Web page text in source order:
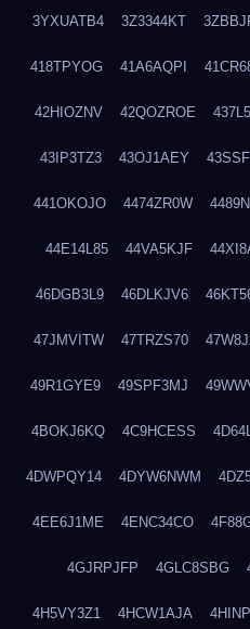
3YXUATB4 3Z3344KT
418TPYOG 41A6AQPI
42HIOZNV 42QOZROE
43IP3TZ3 43OJ1AEY
441OKOJO 4474ZR0W
44E14L85 44VA5KJF
46DGB3L9 46DLKJV6
47JMVITW 47TRZS70
49R1GYE9 49SPF3MJ
4BOKJ6KQ 4C9HCESS
4DWPQY14 4DYW6NWM
4EE6J1ME 4ENC34CO
4GJRPJFP 4GLC8SBG
4H5VY3Z1 4HCW1AJA